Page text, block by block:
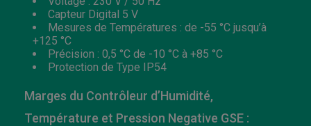
Capteur Digital 5 V
Mesures de Températures : de -55 °C jusqu’à
+125 °C
Précision : 0,5 °C de -10 °C à +85 °C
Protection de Type IP54
Marges du Contrôleur d’Humidité,
Température et Pression Negative GSE :